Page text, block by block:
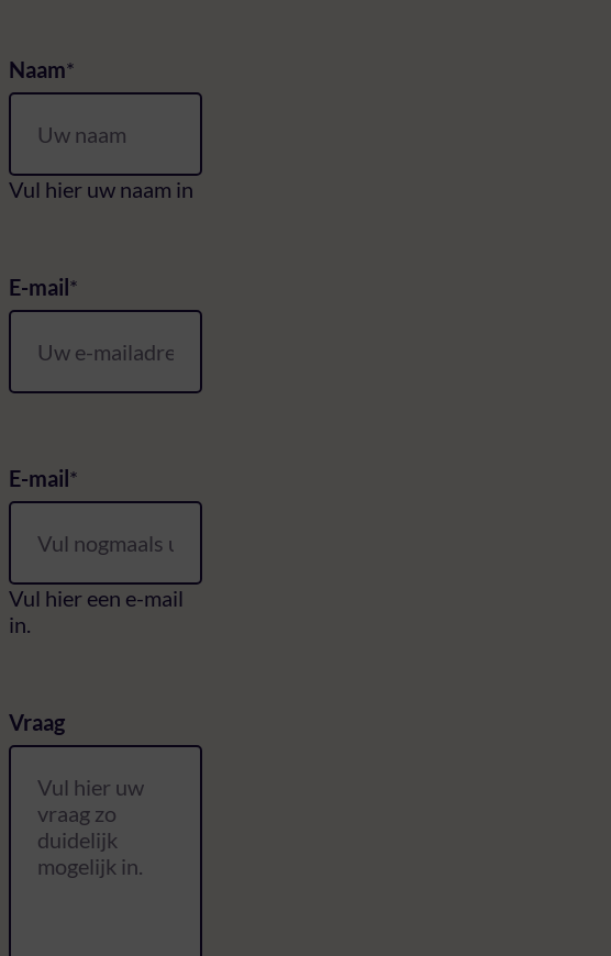
Naam
Vul hier uw naam in
E-mail
E-mail
Vul hier een e-mail
in.
Vraag